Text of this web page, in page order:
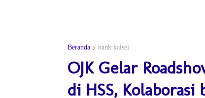
Beranda bank kalsel
OJK Gelar
di HSS, Kolaborasi